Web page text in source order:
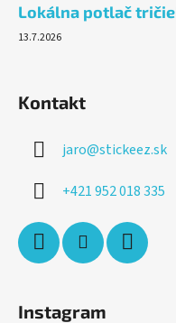
Lokálna potlač
13.7.2026
Kontakt
jaro@stickeez.sk
+421 952 018 335
Instagram